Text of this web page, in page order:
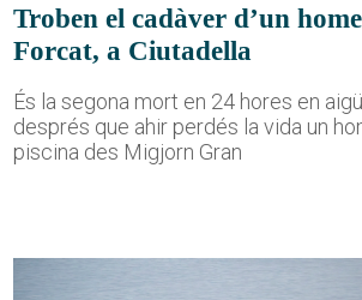
Troben el cadàver d’un
Forcat, a Ciutadella
És la segona mort en 24 hores en
després que ahir perdés la vida un
piscina des Migjorn Gran